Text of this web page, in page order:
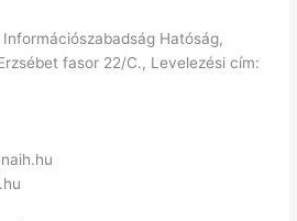
Hatóság,
fasor 22/C., Levelezési cím: